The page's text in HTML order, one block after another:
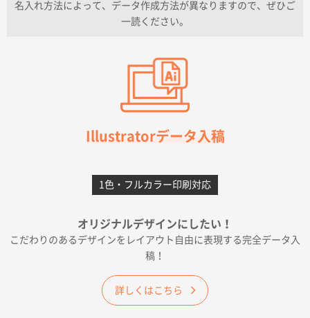
柳さんの対応が素晴らしかった。
フレキソレジ袋 Uバッグ 35号
5000枚
2026年06月28日 15:14
千葉県A社様
2026年06月19日 09:41
価格 大丈夫そうな会社に見えた
大阪府のお客様
A4フルカラークリアファイル1000枚
名入れ方法によって、データ作成方法が異なりますので、ぜひご
一読ください。
Illustratorデータ入稿
1色・フルカラー印刷対応
オリジナルデザインにしたい！
こだわりのあるデザインをレイアウト自由に表現する完全データ入
稿！
詳しくはこちら